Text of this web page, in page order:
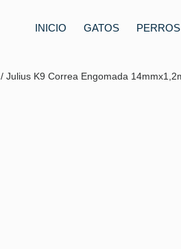
INICIO GATOS PERROS
/ Julius K9 Correa Engomada